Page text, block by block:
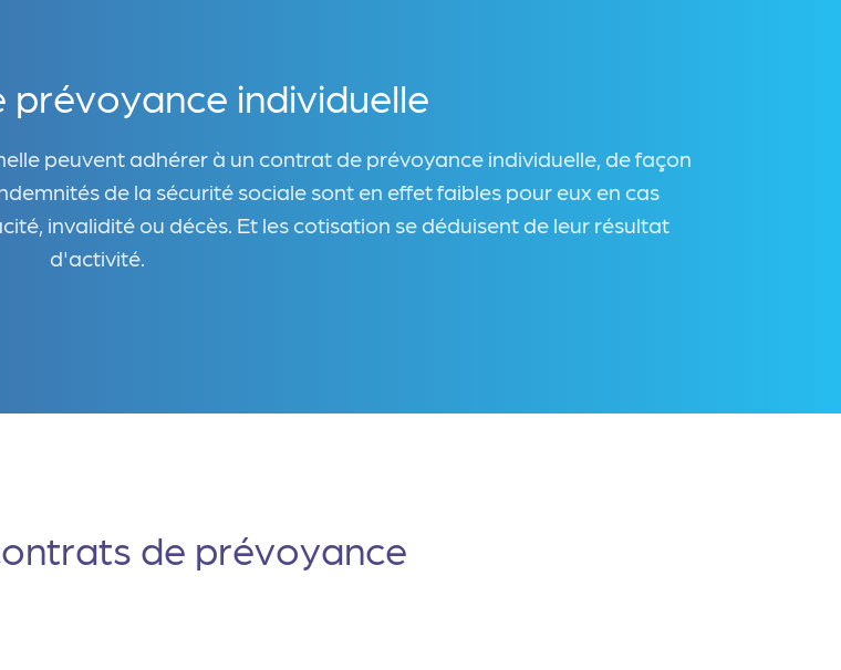
individuelle
peuvent adhérer à un contrat de prévoyance individuelle, de façon
de la sécurité sociale sont en effet faibles pour eux en cas
invalidité ou décès. Et les cotisation se déduisent de leur résultat
d'activité.
de prévoyance